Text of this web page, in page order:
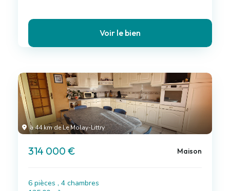
Voir le bien
à 44 km de Le Molay-Littry
314 000 € Maison
6 pièces , 4 chambres